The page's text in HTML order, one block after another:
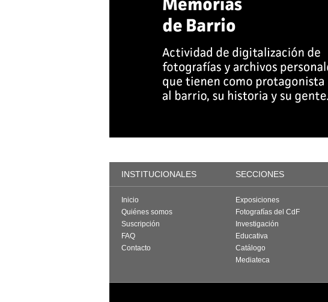
INSTITUCIONALES SECCIONES
Inicio
Quiénes somos
Suscripción
FAQ
Contacto
Exposiciones
Fotografías del CdF
Investigación
Educativa
Catálogo
Mediateca